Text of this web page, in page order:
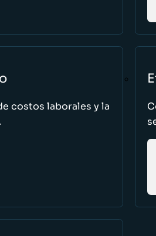
costos laborales y la